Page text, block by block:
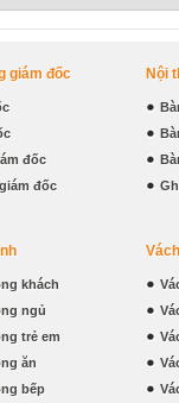
giám đốc
đốc
đốc
Nội
khách
ngủ
trẻ em
ăn
bếp